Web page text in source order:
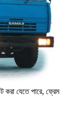
করা যেতে পারে, ফ্রেম